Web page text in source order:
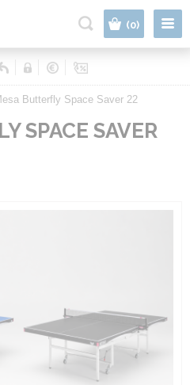
(0)
Butterfly Space Saver 22
SPACE SAVER